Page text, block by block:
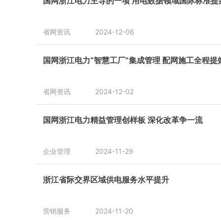
省网资讯 2024-12-06
国网浙江电力“智慧工厂”集成管理 配网施工全程提
省网资讯 2024-12-02
国网浙江电力精益管理创样板 深化改革争一流
企业管理 2024-11-29
浙江省际交界区域供电服务水平提升
营销服务 2024-11-20